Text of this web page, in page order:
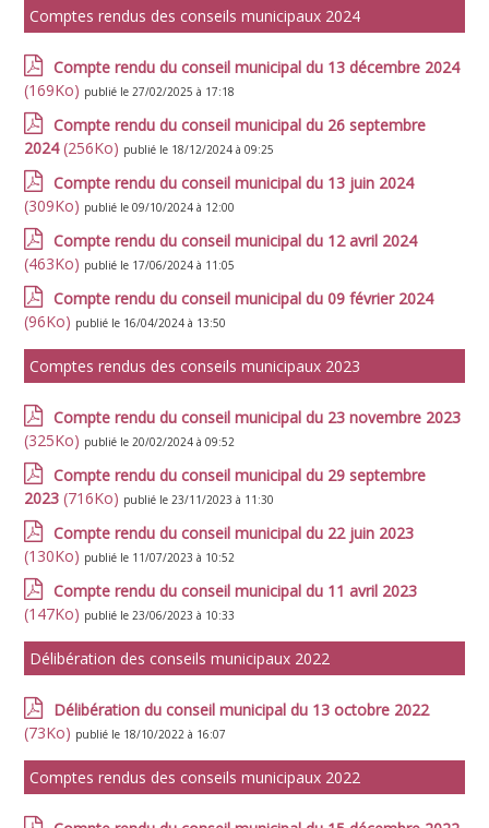
Comptes rendus des conseils municipaux 2024
Compte rendu du conseil municipal du 13 décembre 2024
(169Ko) publié le 27/02/2025 à 17:18
Compte rendu du conseil municipal du 26 septembre
2024(256Ko) publié le 18/12/2024 à 09:25
Compte rendu du conseil municipal du 13 juin 2024
(309Ko) publié le 09/10/2024 à 12:00
Compte rendu du conseil municipal du 12 avril 2024
(463Ko) publié le 17/06/2024 à 11:05
Compte rendu du conseil municipal du 09 février 2024
(96Ko) publié le 16/04/2024 à 13:50
Comptes rendus des conseils municipaux 2023
Compte rendu du conseil municipal du 23 novembre 2023
(325Ko) publié le 20/02/2024 à 09:52
Compte rendu du conseil municipal du 29 septembre
2023 (716Ko) publié le 23/11/2023 à 11:30
Compte rendu du conseil municipal du 22 juin 2023
(130Ko) publié le 11/07/2023 à 10:52
Compte rendu du conseil municipal du 11 avril 2023
(147Ko) publié le 23/06/2023 à 10:33
Délibération des conseils municipaux 2022
Délibération du conseil municipal du 13 octobre 2022
(73Ko) publié le 18/10/2022 à 16:07
Comptes rendus des conseils municipaux 2022